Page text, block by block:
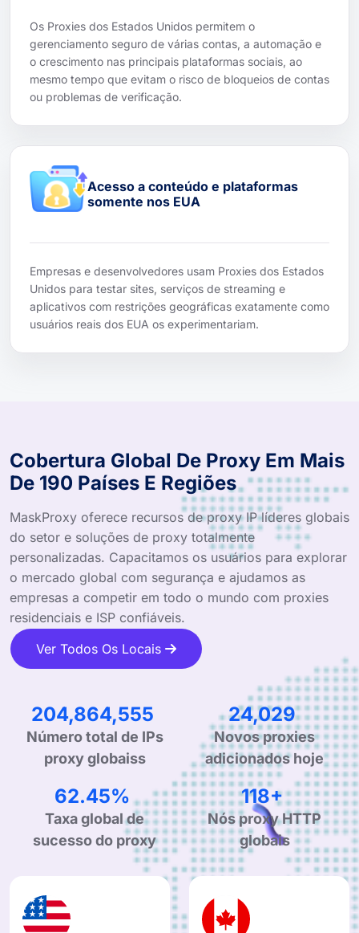
Os Proxies dos Estados Unidos permitem o
gerenciamento seguro de várias contas, a automação e
o crescimento nas principais plataformas sociais, ao
mesmo tempo que evitam o risco de bloqueios de contas
ou problemas de verificação.
Acesso a conteúdo e plataformas
somente nos EUA
Empresas e desenvolvedores usam Proxies dos Estados
Unidos para testar sites, serviços de streaming e
aplicativos com restrições geográficas exatamente como
usuários reais dos EUA os experimentariam.
Cobertura Global De Proxy Em Mais
De 190 Países E Regiões
MaskProxy oferece recursos de proxy IP líderes globais
do setor e soluções de proxy totalmente
personalizadas. Capacitamos os usuários para explorar
o mercado global com segurança e ajudamos as
empresas a competir em todo o mundo com proxies
residenciais e ISP confiáveis.
Ver Todos Os Locais
322,984,659
Número total de IPs
proxy globaiss
37,885
Novos proxies
adicionados hoje
99.90%
Taxa global de
sucesso do proxy
190+
Nós proxy HTTP
globais